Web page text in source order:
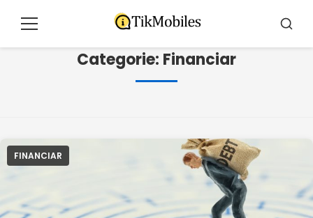
pentru
Meniu
Categorie: Financiar
FINANCIAR